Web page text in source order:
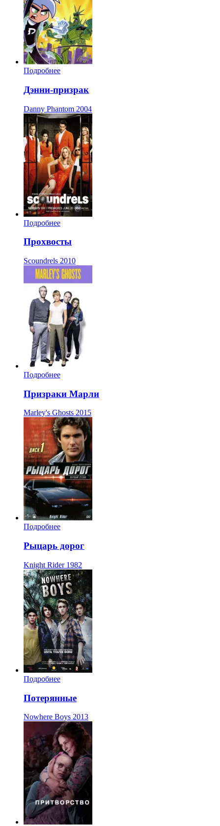
Подробнее
Дэнни-призрак
Danny Phantom 2004
Подробнее
Прохвосты
Scoundrels 2010
Подробнее
Призраки Марли
Marley's Ghosts 2015
Подробнее
Рыцарь дорог
Knight Rider 1982
Подробнее
Потерянные
Nowhere Boys 2013